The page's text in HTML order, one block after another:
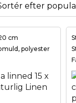
cm
polyester